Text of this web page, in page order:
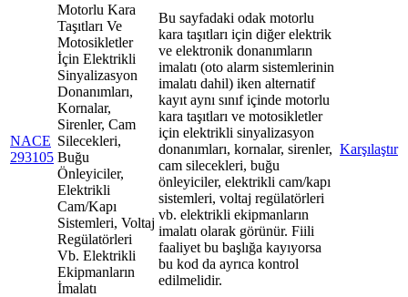
NACE
293105
Motorlu Kara
Taşıtları Ve
Motosikletler
İçin Elektrikli
Sinyalizasyon
Donanımları,
Kornalar,
Sirenler, Cam
Silecekleri,
Buğu
Önleyiciler,
Elektrikli
Cam/Kapı
Sistemleri, Voltaj
Regülatörleri
Vb. Elektrikli
Ekipmanların
İmalatı
Bu sayfadaki odak motorlu
kara taşıtları için diğer elektrik
ve elektronik donanımların
imalatı (oto alarm sistemlerinin
imalatı dahil) iken alternatif
kayıt aynı sınıf içinde motorlu
kara taşıtları ve motosikletler
için elektrikli sinyalizasyon
donanımları, kornalar, sirenler,
cam silecekleri, buğu
önleyiciler, elektrikli cam/kapı
sistemleri, voltaj regülatörleri
vb. elektrikli ekipmanların
imalatı olarak görünür. Fiili
faaliyet bu başlığa kayıyorsa
bu kod da ayrıca kontrol
edilmelidir.
Karşılaştır